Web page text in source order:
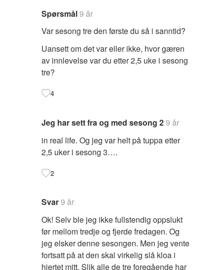
Spørsmål9 år
Var sesong tre den første du så i sanntid?
Uansett om det var eller ikke, hvor gæren
av innlevelse var du etter 2,5 uke i sesong
tre?
4
Jeg har sett fra og med sesong 29 år
in real life. Og jeg var helt på tuppa etter
2,5 uker i sesong 3….
2
Svar9 år
Ok! Selv ble jeg ikke fullstendig oppslukt
før mellom tredje og fjerde fredagen. Og
jeg elsker denne sesongen. Men jeg vente
fortsatt på at den skal virkelig slå kloa i
hjertet mitt. Slik alle de tre foregående har